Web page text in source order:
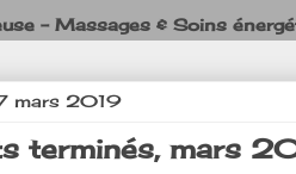
- Massages & Soins
mars 2019
terminés, mars